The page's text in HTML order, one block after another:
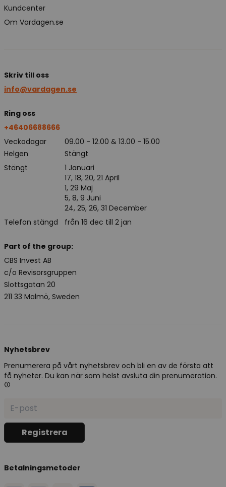
Kundcenter
Om Vardagen.se
Skriv till oss
info@vardagen.se
Ring oss
+46406688666
Veckodagar
09.00 - 12.00 & 13.00 - 15.00
Helgen
Stängt
Stängt
Telefon stängd
1 Januari
17, 18, 20, 21 April
1, 29 Maj
5, 8, 9 Juni
24, 25, 26, 31 December
från 16 dec till 2 jan
Part of the group:
CBS Invest AB
c/o Revisorsgruppen
Slottsgatan 20
211 33 Malmö, Sweden
Nyhetsbrev
Prenumerera på vårt nyhetsbrev och bli en av de första att
få nyheter. Du kan när som helst avsluta din prenumeration.
Betalningsmetoder